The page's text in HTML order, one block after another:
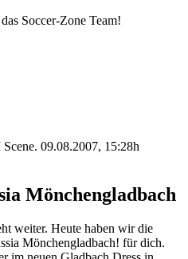
Soccer-Zone Team!
. 09.08.2007, 15:28h
Mönchengladbach
weiter. Heute haben wir die
Mönchengladbach! für dich.